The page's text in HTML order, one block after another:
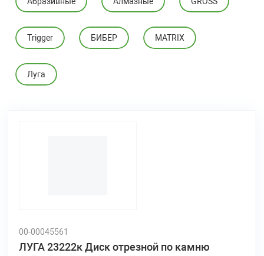
Trigger БИБЕР MATRIX
Луга
00-00045561
ЛУГА 23222к Диск отрезной по камню